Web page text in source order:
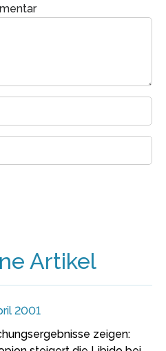
Artikel
2001
zeigen: